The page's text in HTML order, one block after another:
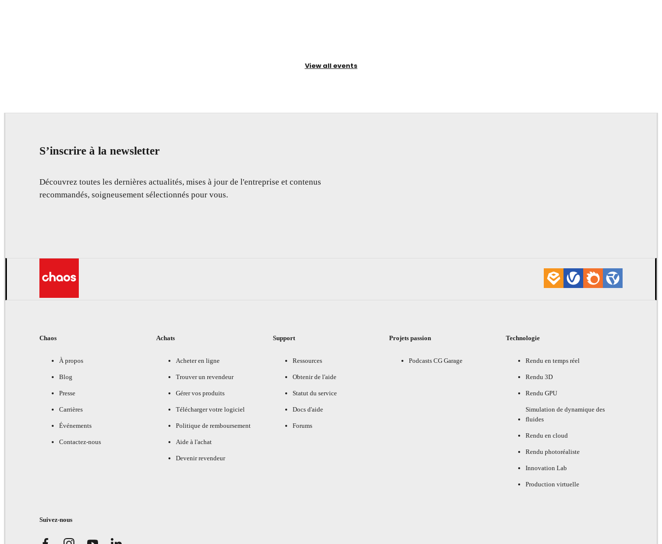
View all events
S’inscrire à la newsletter
Découvrez toutes les dernières actualités, mises à jour de l'entreprise et contenus
recommandés, soigneusement sélectionnés pour vous.
Chaos
À propos
Blog
Presse
Carrières
Événements
Contactez-nous
Achats
Acheter en ligne
Trouver un revendeur
Gérer vos produits
Télécharger votre logiciel
Politique de remboursement
Aide à l'achat
Devenir revendeur
Support
Ressources
Obtenir de l'aide
Statut du service
Docs d'aide
Forums
Projets passion
Podcasts CG Garage
Technologie
Rendu en temps réel
Rendu 3D
Rendu GPU
Simulation de dynamique des
fluides
Rendu en cloud
Rendu photoréaliste
Innovation Lab
Production virtuelle
Suivez-nous